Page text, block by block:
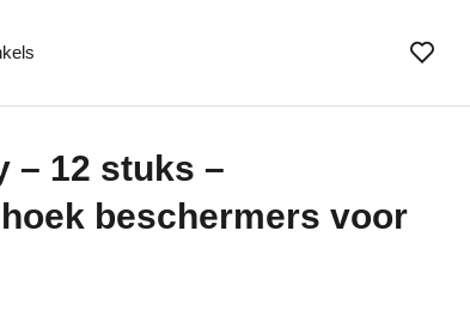
– 12 stuks –
beschermers voor